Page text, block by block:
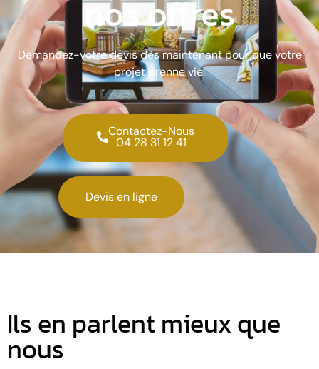
nos offres
Demandez-votre devis dès maintenant pour que votre
projet prenne vie.
Contactez-Nous
04 28 31 12 41
Devis en ligne
Ils en parlent mieux que
nous